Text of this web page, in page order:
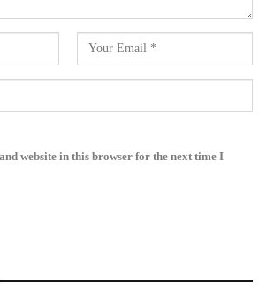
website in this browser for the next time I